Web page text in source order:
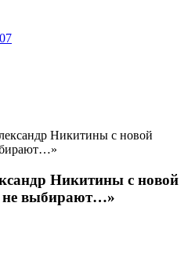
Никитины c новой
Никитины c новой
не выбирают…»